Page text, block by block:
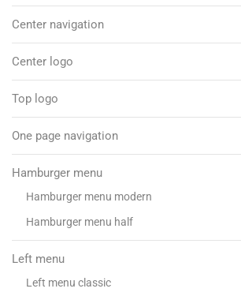
Center navigation
Center logo
Top logo
One page navigation
Hamburger menu
Hamburger menu modern
Hamburger menu half
Left menu
Left menu classic